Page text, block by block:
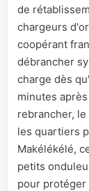
de
chargeurs
coopérant
débrancher
charge dès
minutes
rebrancher,
les quartiers
Makélékélé,
petits
pour